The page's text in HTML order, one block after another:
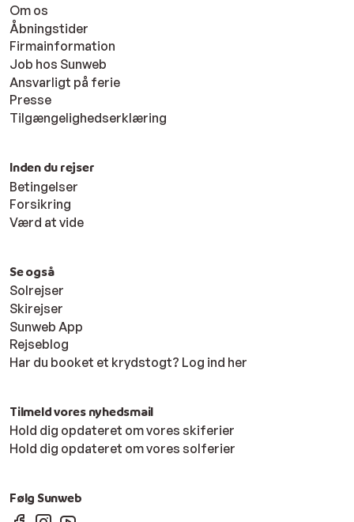
Om os
Åbningstider
Firmainformation
Job hos Sunweb
Ansvarligt på ferie
Presse
Tilgængelighedserklæring
Inden du rejser
Betingelser
Forsikring
Værd at vide
Se også
Solrejser
Skirejser
Sunweb App
Rejseblog
Har du booket et krydstogt? Log ind her
Tilmeld vores nyhedsmail
Hold dig opdateret om vores skiferier
Hold dig opdateret om vores solferier
Følg Sunweb